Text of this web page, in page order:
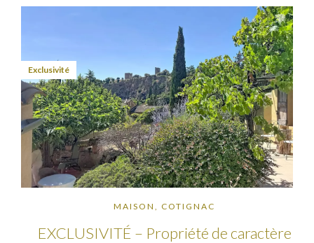
MAISON, COTIGNAC
EXCLUSIVITÉ – Propriété de caractère
Exclusivité